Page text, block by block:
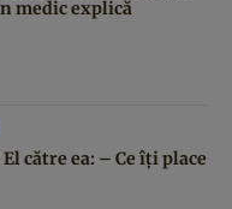
medic explică
către ea: – Ce îți place